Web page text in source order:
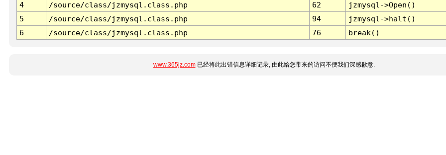
4
/source/class/jzmysql.class.php 62
jzmysql->Open()
5
/source/class/jzmysql.class.php 94
jzmysql->halt()
6
/source/class/jzmysql.class.php 76 break()
www.365jz.com已经将此出错信息详细记录, 由此给您带来的访问不便我们深感歉意.